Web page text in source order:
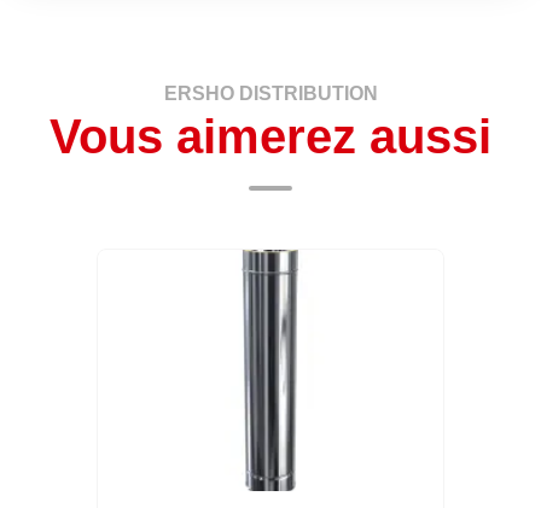
ERSHO DISTRIBUTION
Vous aimerez aussi